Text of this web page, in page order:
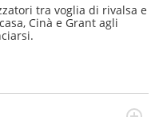
tra voglia di rivalsa e
Cinà e Grant agli